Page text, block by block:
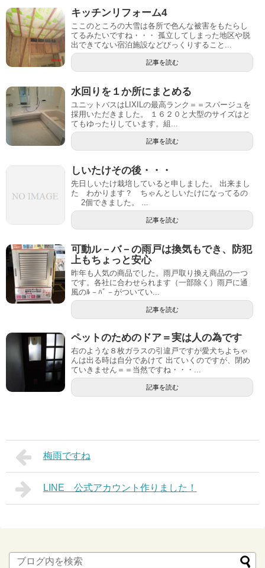
キッチンリフォーム4
ここのところの大雪は各所で色んな被害をもたらし
てるみたいですね・・・ 孤立してしまった地区や脱
出できてない宿泊施設などびっくりすること...
記事を読む
水回りを１か所にまとめる
ユニットバスはLIXILの最高ランク＝＝スパージュを
採用いただきました。 １６２０と大型のサイズはと
てもゆったりしています。組...
記事を読む
しいたけその後・・・
先日しいたけ栽培していると申しました。 出来まし
た わかります？ ちゃんとしいたけになってるの
2個できました。 ...
記事を読む
可動ル－バ－の雨戸は換気もでき、防犯
上もちょっと安心
昨年も人気の商品でした。雨戸取り換え商品の一つ
です。各社に合わせられます（一部除く）雨戸に通
風のﾙ－ﾊﾞ－がついてい...
記事を読む
ペットのためのドア＝実は人の為です
右のような８枚ガラスの引違戸ですが愛犬ちよちゃ
んは出る時は自分であけて 出ていくのですが、閉め
ていきません＝＝当然ですね・・・...
記事を読む
梅雨ですね
LINE 公式アカウント作りました！